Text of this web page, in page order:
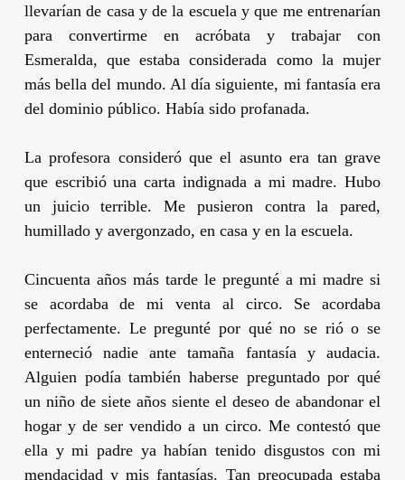
llevarían de casa y de la escuela y que me entrenarían
para convertirme en acróbata y trabajar con
Esmeralda, que estaba considerada como la mujer
más bella del mundo. Al día siguiente, mi fantasía era
del dominio público. Había sido profanada.
La profesora consideró que el asunto era tan grave
que escribió una carta indignada a mi madre. Hubo
un juicio terrible. Me pusieron contra la pared,
humillado y avergonzado, en casa y en la escuela.
Cincuenta años más tarde le pregunté a mi madre si
se acordaba de mi venta al circo. Se acordaba
perfectamente. Le pregunté por qué no se rió o se
enterneció nadie ante tamaña fantasía y audacia.
Alguien podía también haberse preguntado por qué
un niño de siete años siente el deseo de abandonar el
hogar y de ser vendido a un circo. Me contestó que
ella y mi padre ya habían tenido disgustos con mi
mendacidad y mis fantasías. Tan preocupada estaba